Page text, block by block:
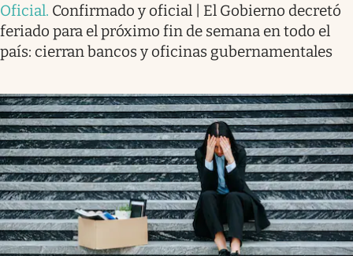
Oficial. Confirmado y oficial | El Gobierno decretó
feriado para el próximo fin de semana en todo el
país: cierran bancos y oficinas gubernamentales